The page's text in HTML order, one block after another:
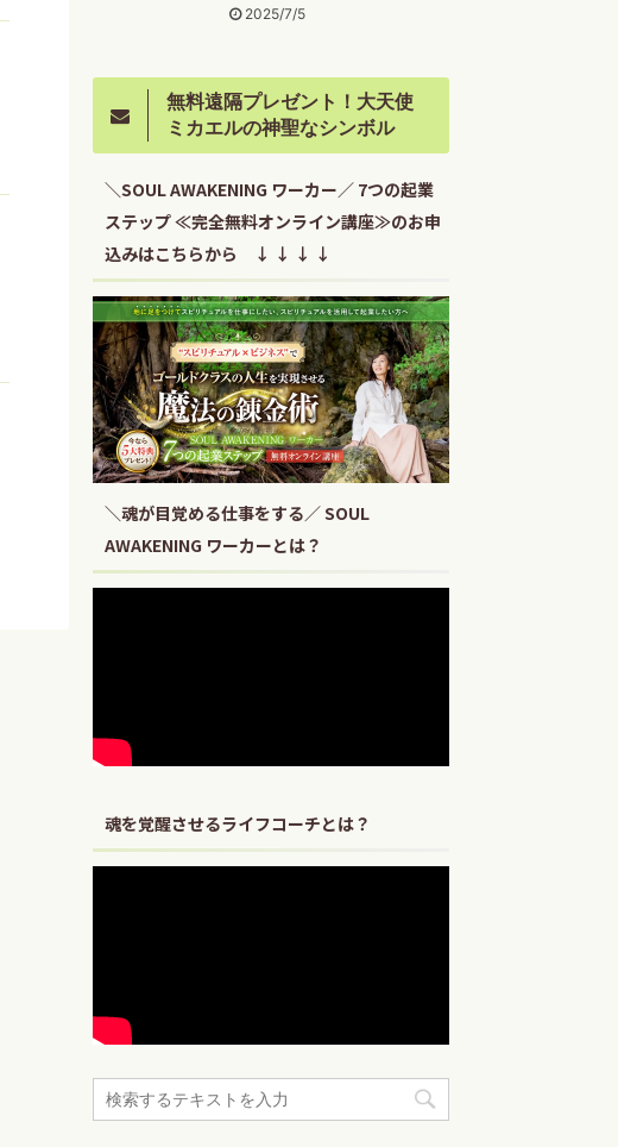
2025/7/5
無料遠隔プレゼント！大天使
ミカエルの神聖なシンボル
＼SOUL AWAKENING ワーカー／ 7つの起業
ステップ ≪完全無料オンライン講座≫のお申
込みはこちらから ↓ ↓ ↓ ↓
＼魂が目覚める仕事をする／ SOUL
AWAKENING ワーカーとは？
魂を覚醒させるライフコーチとは？